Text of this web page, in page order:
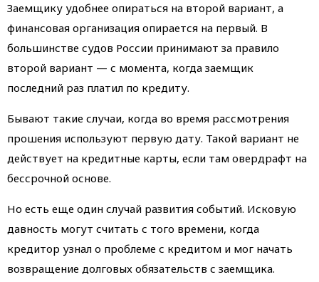
Заемщику удобнее опираться на второй вариант, а
финансовая организация опирается на первый. В
большинстве судов России принимают за правило
второй вариант — с момента, когда заемщик
последний раз платил по кредиту.
Бывают такие случаи, когда во время рассмотрения
прошения используют первую дату. Такой вариант не
действует на кредитные карты, если там овердрафт на
бессрочной основе.
Но есть еще один случай развития событий. Исковую
давность могут считать с того времени, когда
кредитор узнал о проблеме с кредитом и мог начать
возвращение долговых обязательств с заемщика.